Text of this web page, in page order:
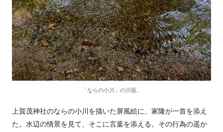
「ならの小川」の川面。
上賀茂神社のならの小川を描いた屏風絵に、家隆が一首を添え
た。水辺の情景を見て、そこに言葉を添える。その行為の遥か